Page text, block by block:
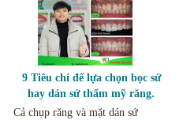
9 Tiêu chí để lựa chọn bọc sứ
hay dán sứ thẩm mỹ răng.
Cả chụp răng và mặt dán sứ